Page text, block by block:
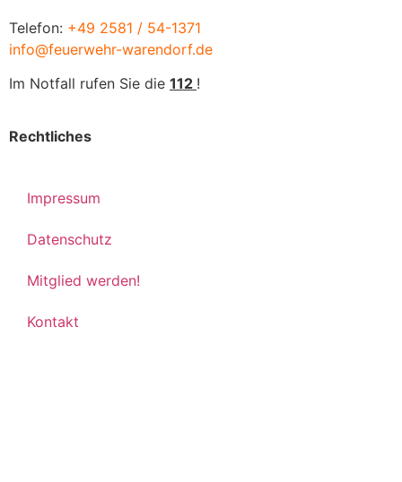
Telefon: +49 2581 / 54-1371
info@feuerwehr-warendorf.de
Im Notfall rufen Sie die 112 !
Rechtliches
Impressum
Datenschutz
Mitglied werden!
Kontakt